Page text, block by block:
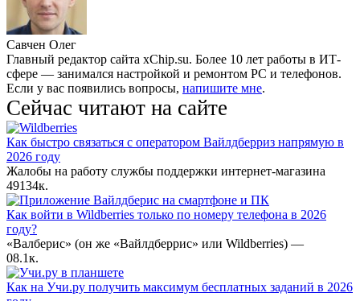
Савчен Олег
Главный редактор сайта xChip.su. Более 10 лет работы в ИТ-
сфере — занимался настройкой и ремонтом PC и телефонов.
Если у вас появились вопросы, напишите мне.
Сейчас читают на сайте
Как быстро связаться с оператором Вайлдберриз напрямую в
2026 году
Жалобы на работу службы поддержки интернет-магазина
49134к.
Как войти в Wildberries только по номеру телефона в 2026
году?
«Валберис» (он же «Вайлдберрис» или Wildberries) —
08.1к.
Как на Учи.ру получить максимум бесплатных заданий в 2026